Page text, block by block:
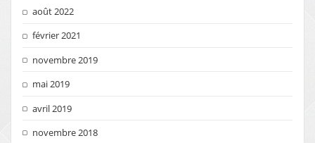
août 2022
février 2021
novembre 2019
mai 2019
avril 2019
novembre 2018